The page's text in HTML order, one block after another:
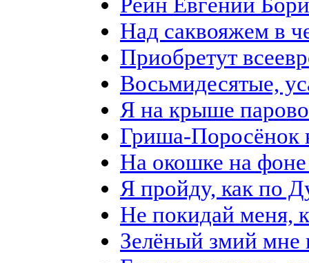
Над саквояжем в
Приобретут
Восьмидесятые,
Я на крыше
Гриша-Поросёнок
На окошке на фоне
Я пройду, как по
Не покидай меня,
Зелёный змий мне